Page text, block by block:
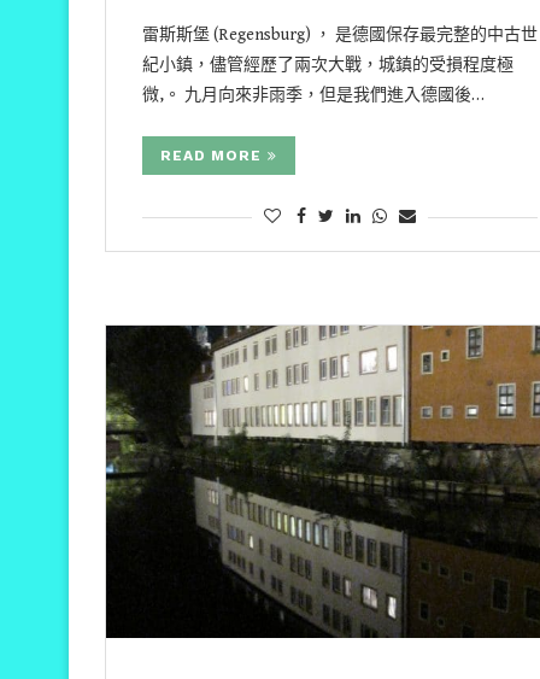
雷斯斯堡 (Regensburg) ， 是德國保存最完整的中古世
紀小鎮，儘管經歷了兩次大戰，城鎮的受損程度極
微,。 九月向來非雨季，但是我們進入德國後…
READ MORE